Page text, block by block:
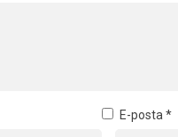
E-posta *